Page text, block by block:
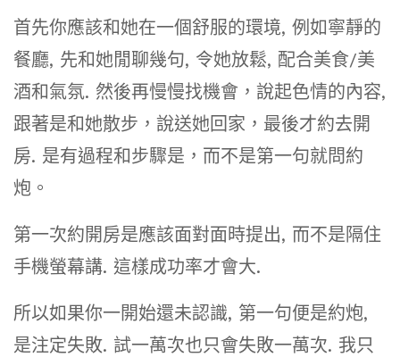
首先你應該和她在一個舒服的環境, 例如寧靜的
餐廳, 先和她閒聊幾句, 令她放鬆, 配合美食/美
酒和氣氛. 然後再慢慢找機會，說起色情的內容,
跟著是和她散步，說送她回家，最後才約去開
房. 是有過程和步驟是，而不是第一句就問約
炮。
第一次約開房是應該面對面時提出, 而不是隔住
手機螢幕講. 這樣成功率才會大.
所以如果你一開始還未認識, 第一句便是約炮,
是注定失敗. 試一萬次也只會失敗一萬次. 我只